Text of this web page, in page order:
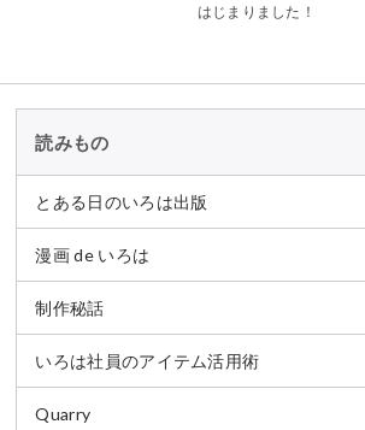
はじまりました！
読みもの
とある日のいろは出版
漫画 de いろは
制作秘話
いろは社員のアイテム活用術
Quarry